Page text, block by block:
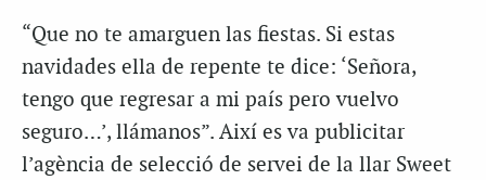
“Que no te amarguen las fiestas. Si estas
navidades ella de repente te dice: ‘Señora,
tengo que regresar a mi país pero vuelvo
seguro…’, llámanos”. Així es va publicitar
l’agència de selecció de servei de la llar Sweet